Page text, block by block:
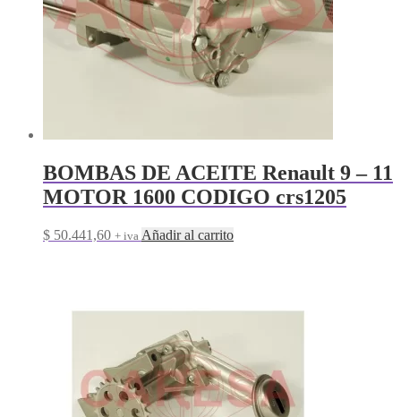
BOMBAS DE ACEITE Renault 9 – 11
MOTOR 1600 CODIGO crs1205
$ 50.441,60 + iva Añadir al carrito